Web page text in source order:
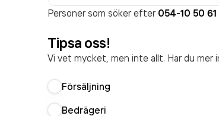
Personer som söker efter 054-10 50 61
Tipsa oss!
Vi vet mycket, men inte allt. Har du
Försäljning
Bedrägeri